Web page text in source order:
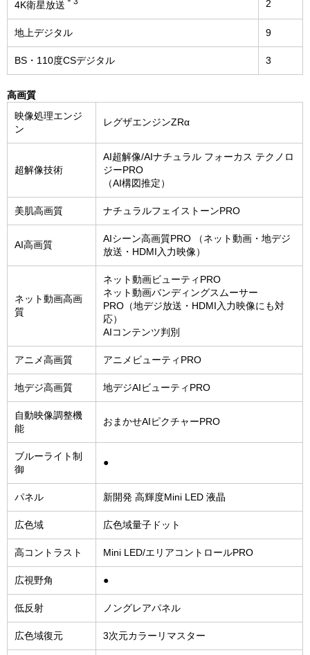
4K衛星放送 2
地上デジタル 9
BS・110度CSデジタル 3
高画質
映像処理エンジ
ン
レグザエンジンZRα
超解像技術
AI超解像/AIナチュラル フォーカス テクノロ
ジーPRO
（AI構図推定）
美肌高画質 ナチュラルフェイストーンPRO
AI高画質
AIシーン高画質PRO （ネット動画・地デジ
放送・HDMI入力映像）
ネット動画高画
質
ネット動画ビューティPRO
ネット動画バンディングスムーサー
PRO（地デジ放送・HDMI入力映像にも対
応）
AIコンテンツ判別
アニメ高画質 アニメビューティPRO
地デジ高画質 地デジAIビューティPRO
自動映像調整機
能
おまかせAIピクチャーPRO
ブルーライト制
御
●
パネル 新開発 高輝度Mini LED 液晶
広色域 広色域量子ドット
高コントラスト Mini LED/エリアコントロールPRO
広視野角 ●
低反射 ノングレアパネル
広色域復元 3次元カラーリマスター